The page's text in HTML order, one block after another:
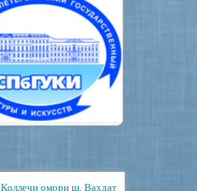
Коллечи омори ш. Ваҳдат